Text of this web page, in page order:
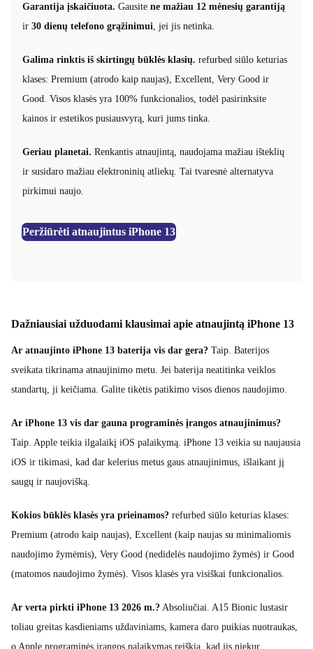
Garantija įskaičiuota. Gausite ne mažiau 12 mėnesių garantiją
ir 30 dienų telefono grąžinimui , jei jis netinka.
Galima rinktis iš skirtingų būklės klasių. refurbed siūlo keturias
klases: Premium (atrodo kaip naujas), Excellent, Very Good ir
Good. Visos klasės yra 100% funkcionalios, todėl pasirinksite
kainos ir estetikos pusiausvyrą, kuri jums tinka.
Geriau planetai. Renkantis atnaujintą, naudojama mažiau išteklių
ir susidaro mažiau elektroninių atliekų. Tai tvaresnė alternatyva
pirkimui naujo.
Peržiūrėti atnaujintus iPhone 13
Dažniausiai užduodami klausimai apie atnaujintą iPhone 13
Ar atnaujinto iPhone 13 baterija vis dar gera? Taip. Baterijos
sveikata tikrinama atnaujinimo metu. Jei baterija neatitinka veiklos
standartų, ji keičiama. Galite tikėtis patikimo visos dienos naudojimo.
Ar iPhone 13 vis dar gauna programinės įrangos atnaujinimus?
Taip. Apple teikia ilgalaikį iOS palaikymą. iPhone 13 veikia su naujausia
iOS ir tikimasi, kad dar kelerius metus gaus atnaujinimus, išlaikant jį
saugų ir naujovišką.
Kokios būklės klasės yra prieinamos? refurbed siūlo keturias klases:
Premium (atrodo kaip naujas), Excellent (kaip naujas su minimaliomis
naudojimo žymėmis), Very Good (nedidelės naudojimo žymės) ir Good
(matomos naudojimo žymės). Visos klasės yra visiškai funkcionalios.
Ar verta pirkti iPhone 13 2026 m.? Absoliučiai. A15 Bionic lustasir
toliau greitas kasdieniams uždaviniams, kamera daro puikias nuotraukas,
o Apple programinės įrangos palaikymas reiškia, kad jis niekur